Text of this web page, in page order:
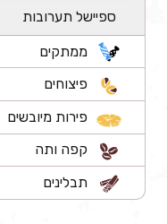
ספיישל תערובות
ממתקים
פיצוחים
פירות מיובשים
קפה ותה
תבלינים